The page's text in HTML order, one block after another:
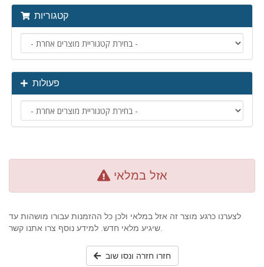
קטגוריות
פעולות
אזל במלאי
לצערנו כרגע מוצר זה אזל במלאי ולכן כל ההזמנות עבורו מושהות עד
שיגיע מלאי חדש. למידע נוסף צרו אתנו קשר.
חזרו חזרה ונסו שוב